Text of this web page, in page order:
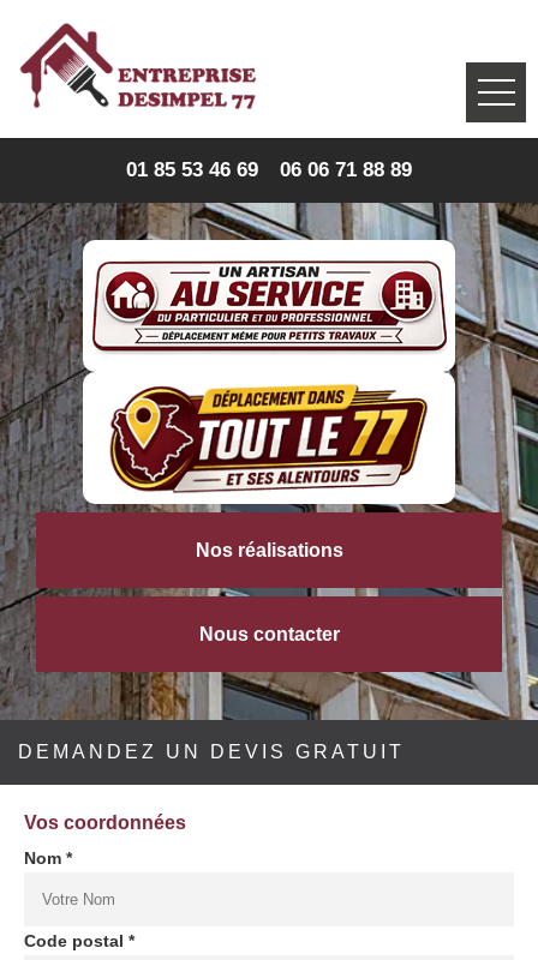
01 85 53 46 69 06 06 71 88 89
Nos réalisations
Nous contacter
DEMANDEZ UN DEVIS GRATUIT
Vos coordonnées
Nom *
Code postal *